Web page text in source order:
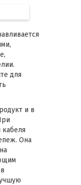
для
и в
Она